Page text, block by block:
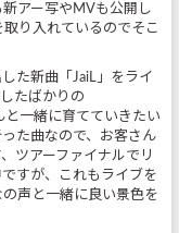
アー写やMVも公開し
り入れているのでそこ
た新曲「JaiL」をライ
たばかりの
と一緒に育てていきたい
た曲なので、お客さん
ツアーファイナルでリ
すが、これもライブを
声と一緒に良い景色を